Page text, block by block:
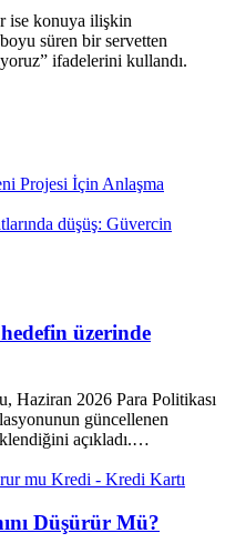
ise konuya ilişkin
süren bir servetten
ifadelerini kullandı.
Projesi İçin Anlaşma
düşüş: Güvercin
üzerinde
Haziran 2026 Para Politikası
güncellenen
açıkladı.…
Kredi - Kredi Kartı
Düşürür Mü?